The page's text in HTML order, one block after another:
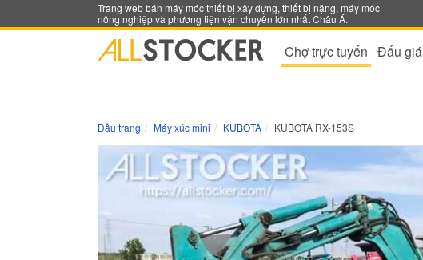
Trang web bán máy móc thiết bị xây dựng, thiết bị nặng, máy móc
nông nghiệp và phương tiện vận chuyển lớn nhất Châu Á.
Chợ trực tuyến Đấu giá
Đầu trang Máy xúc mini KUBOTA KUBOTA RX-153S